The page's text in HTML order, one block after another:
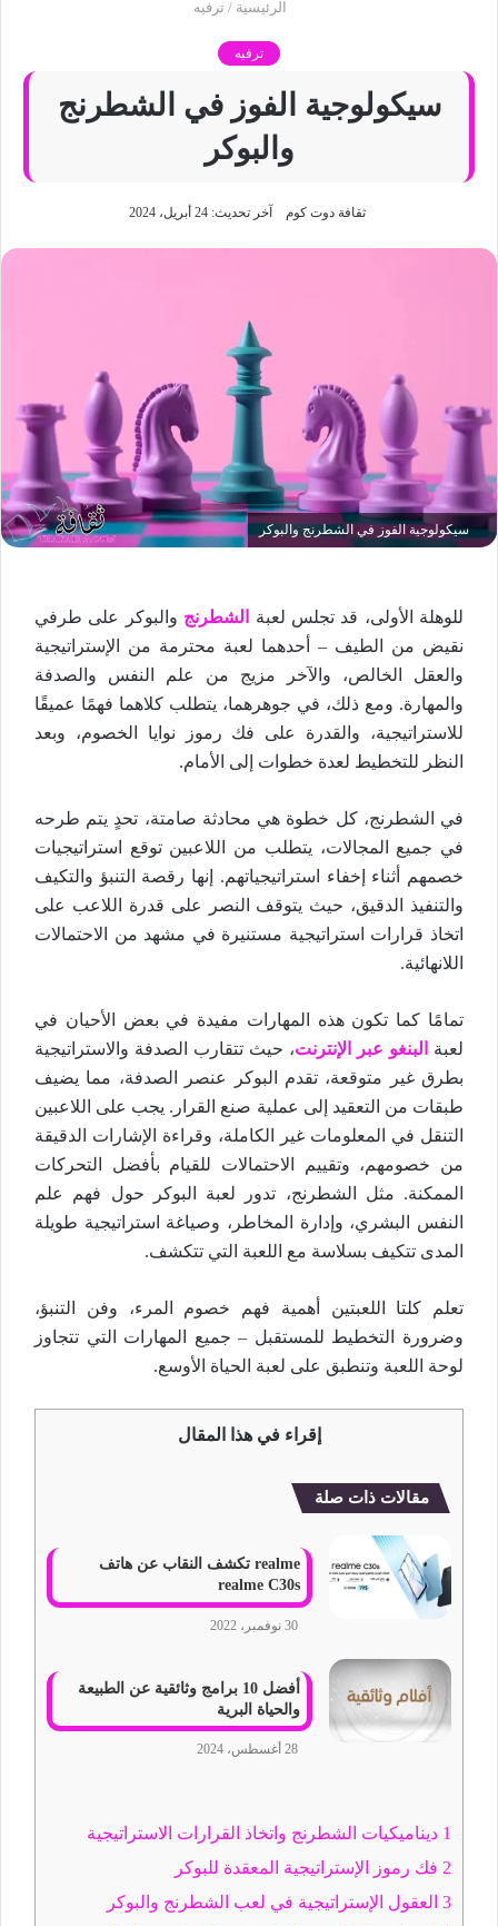
الرئيسية / ترفيه
ترفيه
سيكولوجية الفوز في الشطرنج
والبوكر
ثقافة دوت كوم آخر تحديث: 24 أبريل، 2024
سيكولوجية الفوز في الشطرنج والبوكر
للوهلة الأولى، قد تجلس لعبة الشطرنج والبوكر على طرفي
نقيض من الطيف – أحدهما لعبة محترمة من الإستراتيجية
والعقل الخالص، والآخر مزيج من علم النفس والصدفة
والمهارة. ومع ذلك، في جوهرهما، يتطلب كلاهما فهمًا عميقًا
للاستراتيجية، والقدرة على فك رموز نوايا الخصوم، وبعد
النظر للتخطيط لعدة خطوات إلى الأمام.
في الشطرنج، كل خطوة هي محادثة صامتة، تحدٍ يتم طرحه
في جميع المجالات، يتطلب من اللاعبين توقع استراتيجيات
خصمهم أثناء إخفاء استراتيجياتهم. إنها رقصة التنبؤ والتكيف
والتنفيذ الدقيق، حيث يتوقف النصر على قدرة اللاعب على
اتخاذ قرارات استراتيجية مستنيرة في مشهد من الاحتمالات
اللانهائية.
تمامًا كما تكون هذه المهارات مفيدة في بعض الأحيان في
لعبة
البنغو عبر الإنترنت، حيث تتقارب الصدفة والاستراتيجية
بطرق غير متوقعة، تقدم البوكر عنصر الصدفة، مما يضيف
طبقات من التعقيد إلى عملية صنع القرار. يجب على اللاعبين
التنقل في المعلومات غير الكاملة، وقراءة الإشارات الدقيقة
من خصومهم، وتقييم الاحتمالات للقيام بأفضل التحركات
الممكنة. مثل الشطرنج، تدور لعبة البوكر حول فهم علم
النفس البشري، وإدارة المخاطر، وصياغة استراتيجية طويلة
المدى تتكيف بسلاسة مع اللعبة التي تتكشف.
تعلم كلتا اللعبتين أهمية فهم خصوم المرء، وفن التنبؤ،
وضرورة التخطيط للمستقبل – جميع المهارات التي تتجاوز
لوحة اللعبة وتنطبق على لعبة الحياة الأوسع.
إقراء في هذا المقال
مقالات ذات صلة
realme تكشف النقاب عن هاتف
realme C30s
30 نوفمبر، 2022
أفضل 10 برامج وثائقية عن الطبيعة
والحياة البرية
28 أغسطس، 2024
1 ديناميكيات الشطرنج واتخاذ القرارات الاستراتيجية
2 فك رموز الإستراتيجية المعقدة للبوكر
3 العقول الإستراتيجية في لعب الشطرنج والبوكر